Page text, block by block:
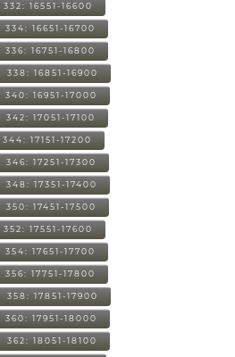
332: 16551-16600
334: 16651-16700
336: 16751-16800
338: 16851-16900
340: 16951-17000
342: 17051-17100
344: 17151-17200
346: 17251-17300
348: 17351-17400
350: 17451-17500
352: 17551-17600
354: 17651-17700
356: 17751-17800
358: 17851-17900
360: 17951-18000
362: 18051-18100